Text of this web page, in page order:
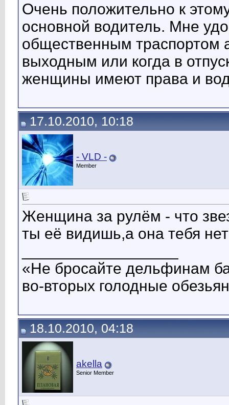
Очень положительно к
основной водитель. Мне
общественным траспортом
выходным или когда в
женщины имеют права и
17.10.2010, 10:18
- VLD -
Member
Женщина за рулём - что
ты её видишь,а она тебя
«Не бросайте дельфинам
во-вторых голодные
18.10.2010, 04:18
akella
Senior Member